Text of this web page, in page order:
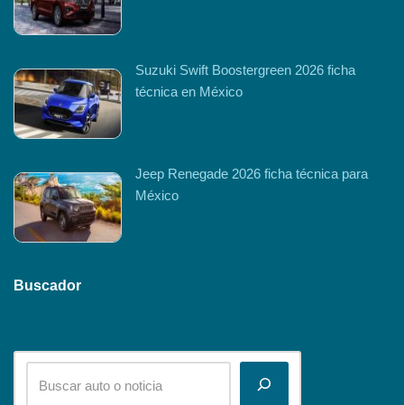
Suzuki Swift Boostergreen 2026 ficha
técnica en México
Jeep Renegade 2026 ficha técnica para
México
Buscador